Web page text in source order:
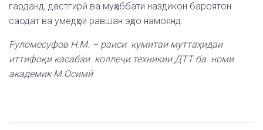
гарданд, дастгирӣ ва муҳаббати наздикон бароятон
саодат ва умедҳои равшан эҳдо намоянд.
Fуломесуфов Н.М. – раиси кумитаи муттаҳидаи
иттифоқи касабаи коллеҷи техникии ДТТ ба номи
академик М.Осимӣ